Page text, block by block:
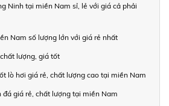
Ninh tại miền Nam sỉ, lẻ với giá cả phải
Nam số lượng lớn với giá rẻ nhất
lượng, giá tốt
lò hơi giá rẻ, chất lượng cao tại miền Nam
đá giá rẻ, chất lượng tại miền Nam